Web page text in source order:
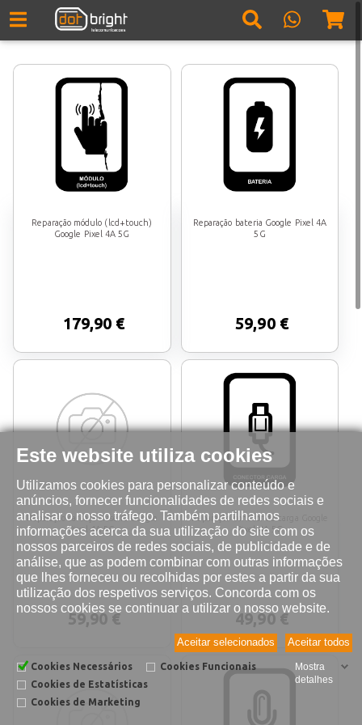
Este website utiliza cookies
Utilizamos cookies para personalizar conteúdo e
anúncios, fornecer funcionalidades de redes sociais e
analisar o nosso tráfego. Também partilhamos
informações acerca da sua utilização do site com os
nossos parceiros de redes sociais, de publicidade e de
análise, que as podem combinar com outras informações
que lhes forneceu ou recolhidas por estes a partir da sua
utilização dos respetivos serviços. Concorda com os
nossos cookies se continuar a utilizar o nosso website.
Aceitar todos
Aceitar selecionados
Cookies Necessários
Cookies Funcionais
Cookies de Estatísticas
Cookies de Marketing
Mostra
detalhes
Reparação módulo (lcd+touch)
Google Pixel 4A 5G
179,90 €
Reparação bateria Google Pixel 4A
5G
59,90 €
Reparação carcaça traseira Google
Pixel 4A 5G
59,90 €
Reparação conetor de carga Google
Pixel 4A 5G
49,90 €